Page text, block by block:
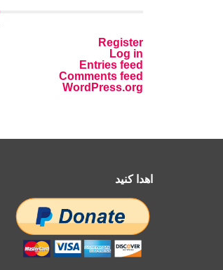
Register
Log in
Entries feed
Comments feed
WordPress.org
اهدا کنید